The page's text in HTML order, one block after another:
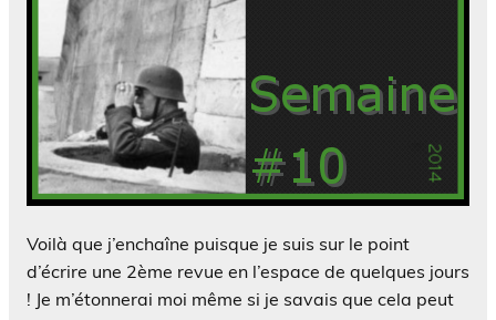
Voilà que j’enchaîne puisque je suis sur le point
d’écrire une 2ème revue en l’espace de quelques jours
! Je m’étonnerai moi même si je savais que cela peut